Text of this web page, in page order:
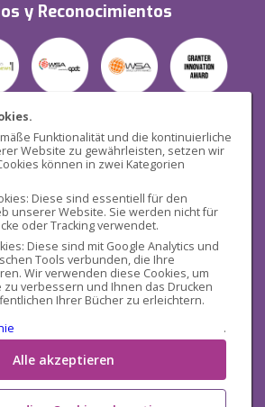
Funktionalität und die kontinuierliche
Website zu gewährleisten, setzen wir
können in zwei Kategorien
Diese sind essentiell für den
unserer Website. Sie werden nicht für
oder Tracking verwendet.
Diese sind mit Google Analytics und
Tools verbunden, die Ihre
Wir verwenden diese Cookies, um
verbessern und Ihnen das Drucken
Ihrer Bücher zu erleichtern.
.
Alle akzeptieren
y Reconocimientos
Seguridad
Redes sociales